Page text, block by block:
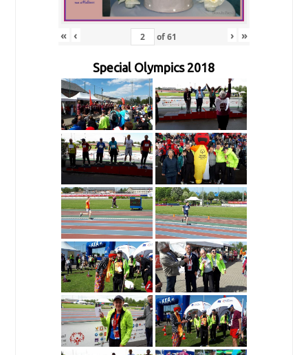
« ‹ of61 › »
Special Olympics 2018